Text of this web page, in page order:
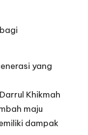
yang
Khikmah
maju
dampak